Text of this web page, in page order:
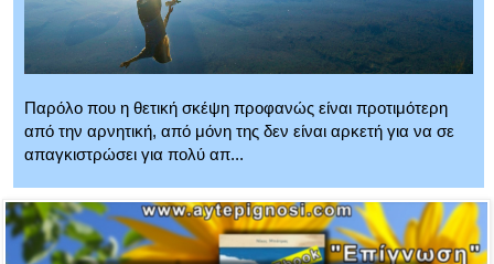
Παρόλο που η θετική σκέψη προφανώς είναι προτιμότερη
από την αρνητική, από μόνη της δεν είναι αρκετή για να σε
απαγκιστρώσει για πολύ απ...